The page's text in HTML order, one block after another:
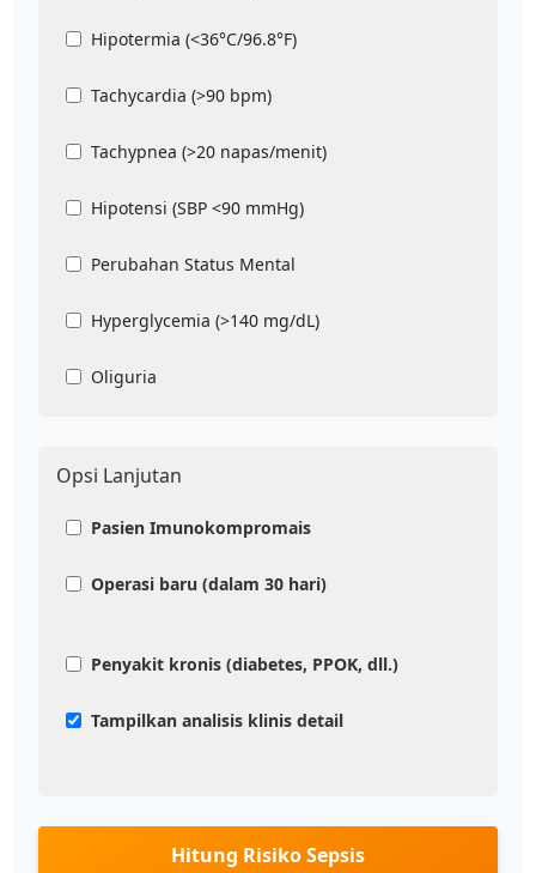
Hipotermia (<36°C/96.8°F)
Tachycardia (>90 bpm)
Tachypnea (>20 napas/menit)
Hipotensi (SBP <90 mmHg)
Perubahan Status Mental
Hyperglycemia (>140 mg/dL)
Oliguria
Opsi Lanjutan
Pasien Imunokompromais
Operasi baru (dalam 30 hari)
Penyakit kronis (diabetes, PPOK, dll.)
Tampilkan analisis klinis detail
Hitung Risiko Sepsis